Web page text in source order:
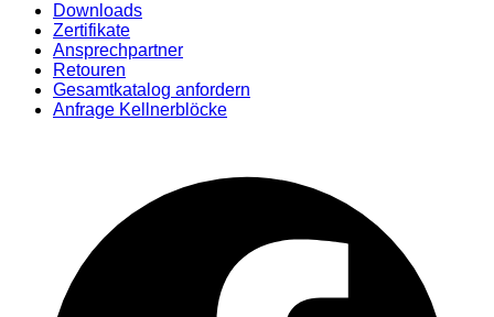
Downloads
Zertifikate
Ansprechpartner
Retouren
Gesamtkatalog anfordern
Anfrage Kellnerblöcke